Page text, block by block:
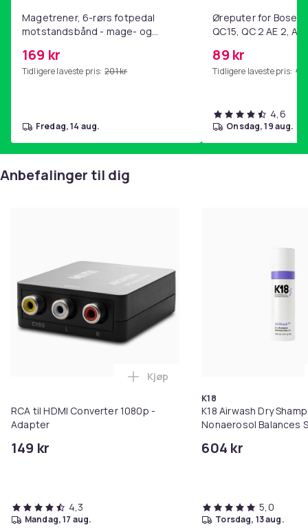
Magetrener, 6-rørs fotpedal
motstandsbånd - mage- og
hjemmegymnastikk Pink
169 kr
Tidligere laveste pris: 201 kr
fredag, 14 aug.
Øreputer for Bose
QC15, QC 2 AE 2, AE
89 kr
Tidligere laveste pris: 99
4,6
onsdag, 19 aug.
Anbefalinger til dig
RCA til HDMI Converter 1080p -
Adapter
149 kr
Legg RCA til HDMI Converter
Kjøp
4,3
mandag, 17 aug.
K18
K18 Airwash Dry
Nonaerosol Balances
604 kr
5,0
torsdag, 13 aug.